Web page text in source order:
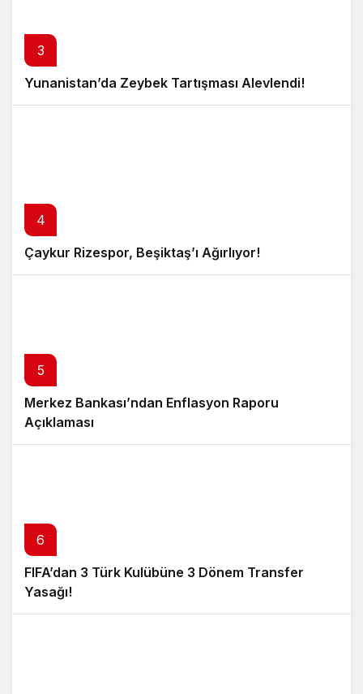
3
Yunanistan’da Zeybek Tartışması Alevlendi!
4
Çaykur Rizespor, Beşiktaş’ı Ağırlıyor!
5
Merkez Bankası’ndan Enflasyon Raporu
Açıklaması
6
FIFA’dan 3 Türk Kulübüne 3 Dönem Transfer
Yasağı!